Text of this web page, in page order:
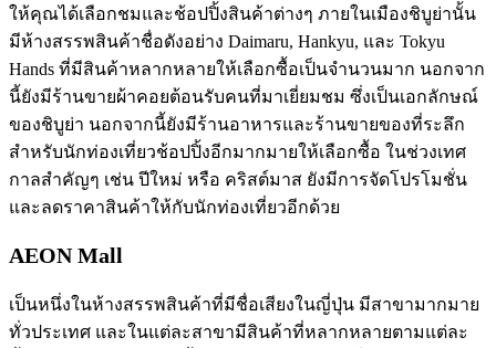
ให้คุณได้เลือกชมและช้อปปิ้งสินค้าต่างๆ ภายในเมืองชิบูย่านั้น
มีห้างสรรพสินค้าชื่อดังอย่าง Daimaru, Hankyu, และ Tokyu
Hands ที่มีสินค้าหลากหลายให้เลือกซื้อเป็นจำนวนมาก นอกจาก
นี้ยังมีร้านขายผ้าคอยต้อนรับคนที่มาเยี่ยมชม ซึ่งเป็นเอกลักษณ์
ของชิบูย่า นอกจากนี้ยังมีร้านอาหารและร้านขายของที่ระลึก
สำหรับนักท่องเที่ยวช้อปปิ้งอีกมากมายให้เลือกซื้อ ในช่วงเทศ
กาลสำคัญๆ เช่น ปีใหม่ หรือ คริสต์มาส ยังมีการจัดโปรโมชั่น
และลดราคาสินค้าให้กับนักท่องเที่ยวอีกด้วย
AEON Mall
เป็นหนึ่งในห้างสรรพสินค้าที่มีชื่อเสียงในญี่ปุ่น มีสาขามากมาย
ทั่วประเทศ และในแต่ละสาขามีสินค้าที่หลากหลายตามแต่ละ